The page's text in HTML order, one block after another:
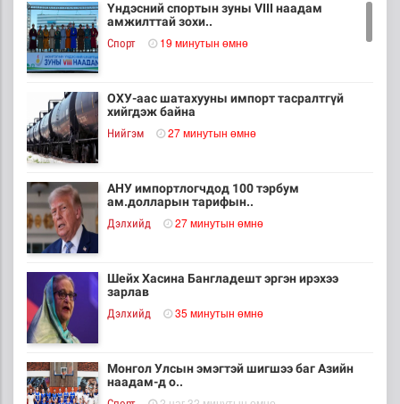
Үндэсний спортын зуны VIII наадам
амжилттай зохи..
Cпорт 19 минутын өмнө
ОХУ-аас шатахууны импорт тасралтгүй
хийгдэж байна
Нийгэм 27 минутын өмнө
АНУ импортлогчдод 100 тэрбум
ам.долларын тарифын..
Дэлхийд 27 минутын өмнө
Шейх Хасина Бангладешт эргэн ирэхээ
зарлав
Дэлхийд 35 минутын өмнө
Монгол Улсын эмэгтэй шигшээ баг Азийн
наадам-д о..